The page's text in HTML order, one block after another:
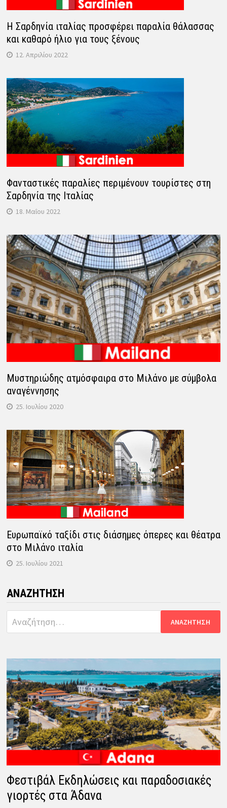
Η Σαρδηνία ιταλίας προσφέρει παραλία θάλασσας
και καθαρό ήλιο για τους ξένους
12. Απριλίου 2022
Φανταστικές παραλίες περιμένουν τουρίστες στη
Σαρδηνία της Ιταλίας
18. Μαΐου 2022
Μυστηριώδης ατμόσφαιρα στο Μιλάνο με σύμβολα
αναγέννησης
25. Ιουλίου 2020
Ευρωπαϊκό ταξίδι στις διάσημες όπερες και θέατρα
στο Μιλάνο ιταλία
25. Ιουλίου 2021
ΑΝΑΖΉΤΗΣΗ
Αναζήτηση
για:
Φεστιβάλ Εκδηλώσεις και παραδοσιακές
γιορτές στα Άδανα